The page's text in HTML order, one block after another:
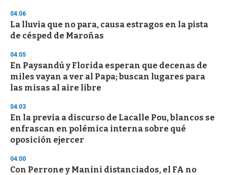
04:06
La lluvia que no para, causa estragos en la pista
de césped de Maroñas
04:05
En Paysandú y Florida esperan que decenas de
miles vayan a ver al Papa; buscan lugares para
las misas al aire libre
04:03
En la previa a discurso de Lacalle Pou, blancos se
enfrascan en polémica interna sobre qué
oposición ejercer
04:00
Con Perrone y Manini distanciados, el FA no